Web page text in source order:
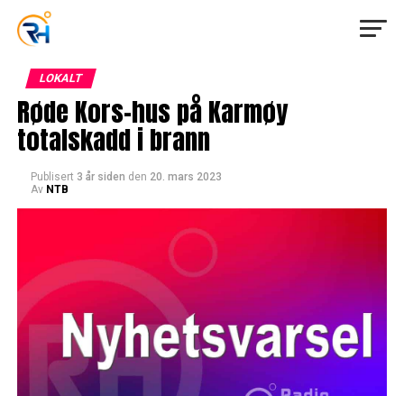
LOKALT
Røde Kors-hus på Karmøy
totalskadd i brann
Publisert 3 år siden den 20. mars 2023
Av NTB